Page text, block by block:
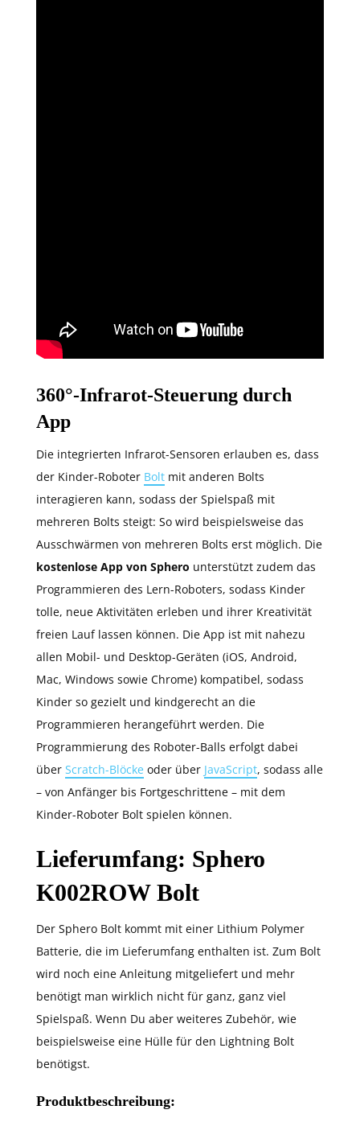
360°-Infrarot-Steuerung durch
App
Die integrierten Infrarot-Sensoren erlauben es, dass
der Kinder-Roboter Bolt mit anderen Bolts
interagieren kann, sodass der Spielspaß mit
mehreren Bolts steigt: So wird beispielsweise das
Ausschwärmen von mehreren Bolts erst möglich. Die
kostenlose App von Sphero unterstützt zudem das
Programmieren des Lern-Roboters, sodass Kinder
tolle, neue Aktivitäten erleben und ihrer Kreativität
freien Lauf lassen können. Die App ist mit nahezu
allen Mobil- und Desktop-Geräten (iOS, Android,
Mac, Windows sowie Chrome) kompatibel, sodass
Kinder so gezielt und kindgerecht an die
Programmieren herangeführt werden. Die
Programmierung des Roboter-Balls erfolgt dabei
über Scratch-Blöcke oder über JavaScript, sodass alle
– von Anfänger bis Fortgeschrittene – mit dem
Kinder-Roboter Bolt spielen können.
Lieferumfang: Sphero
K002ROW Bolt
Der Sphero Bolt kommt mit einer Lithium Polymer
Batterie, die im Lieferumfang enthalten ist. Zum Bolt
wird noch eine Anleitung mitgeliefert und mehr
benötigt man wirklich nicht für ganz, ganz viel
Spielspaß. Wenn Du aber weiteres Zubehör, wie
beispielsweise eine Hülle für den Lightning Bolt
benötigst.
Produktbeschreibung: